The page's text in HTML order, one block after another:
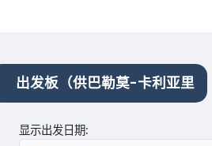
出发板（供巴勒莫-卡利亚里
显示出发日期: